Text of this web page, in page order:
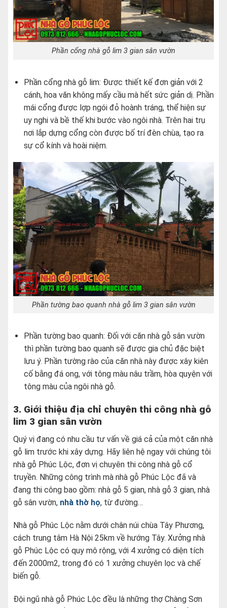
Phần cổng nhà gỗ lim 3 gian sân vườn
Phần cổng nhà gỗ lim: Được thiết kế đơn giản với 2
cánh, hoa văn không mấy cầu mà hết sức giản dị. Phần
mái cổng được lợp ngói đỏ hoành tráng, thể hiện sự
uy nghi và bề thế khi bước vào ngôi nhà. Trên hai trụ
nơi lắp dựng cổng còn được bố trí đèn chùa, tạo ra
sự cổ kính và hoài niệm.
Phần tường bao quanh nhà gỗ lim 3 gian sân vườn
Phần tường bao quanh: Đối với căn nhà gỗ sân vườn
thì phần tường bao quanh sẽ được gia chủ đặc biệt
lưu ý. Phần tường rào của căn nhà này được xây kiên
cố bằng đá ong, với tông màu nâu trầm, hòa quyện với
tông màu của ngôi nhà gỗ.
3. Giới thiệu địa chỉ chuyên thi công nhà gỗ
lim 3 gian sân vườn
Quý vị đang có nhu cầu tư vấn về giá cả của một căn nhà
gỗ lim trước khi xây dựng. Hãy liên hệ ngay với chúng tôi
nhà gỗ Phúc Lộc, đơn vị chuyên thi công nhà gỗ cổ
truyền. Những công trình mà nhà gỗ Phúc Lộc đã và
đang thi công bao gồm: nhà gỗ 5 gian, nhà gỗ 3 gian, nhà
gỗ sân vườn, nhà thờ họ, từ đường…
Nhà gỗ Phúc Lộc nằm dưới chân núi chùa Tây Phương,
cách trung tâm Hà Nội 25km về hướng Tây. Xưởng nhà
gỗ Phúc Lộc có quy mô rộng, với 4 xưởng có diện tích
đến 2000m2, trong đó có 1 xưởng chuyên lọc và chế
biến gỗ.
Đội ngũ nhà gỗ Phúc Lộc đều là những thợ Chàng Sơn